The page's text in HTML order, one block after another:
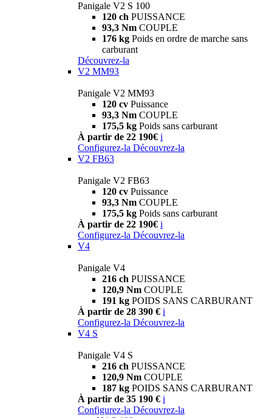
Panigale V2 S 100
120 ch PUISSANCE
93,3 Nm COUPLE
176 kg Poids en ordre de marche sans
carburant
Découvrez-la
V2 MM93
Panigale V2 MM93
120 cv Puissance
93,3 Nm COUPLE
175,5 kg Poids sans carburant
À partir de 22 190€ i
Configurez-la Découvrez-la
V2 FB63
Panigale V2 FB63
120 cv Puissance
93,3 Nm COUPLE
175,5 kg Poids sans carburant
À partir de 22 190€ i
Configurez-la Découvrez-la
V4
Panigale V4
216 ch PUISSANCE
120,9 Nm COUPLE
191 kg POIDS SANS CARBURANT
À partir de 28 390 € i
Configurez-la Découvrez-la
V4 S
Panigale V4 S
216 ch PUISSANCE
120,9 Nm COUPLE
187 kg POIDS SANS CARBURANT
À partir de 35 190 € i
Configurez-la Découvrez-la